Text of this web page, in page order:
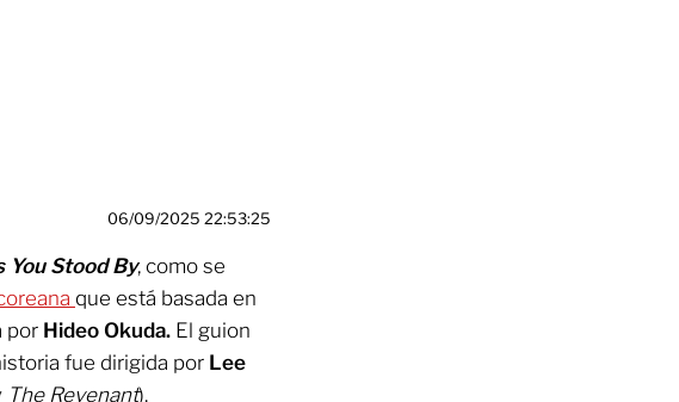
06/09/2025 22:53:25
You Stood By, como se
que está basada en
por Hideo Okuda. El guion
fue dirigida por Lee
The Revenant).